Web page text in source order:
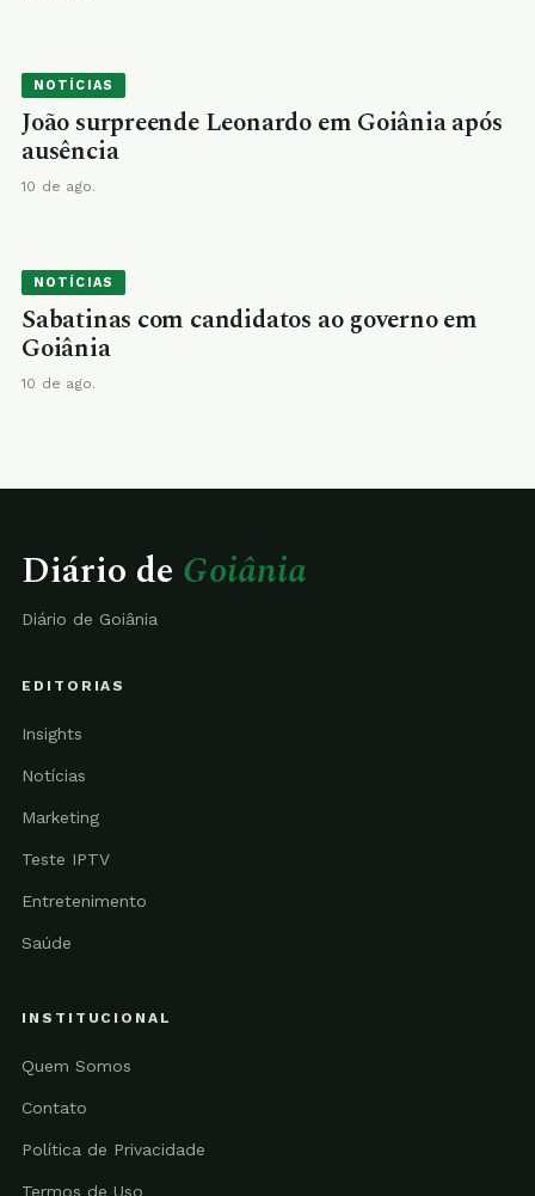
NOTÍCIAS
João surpreende Leonardo em Goiânia após
ausência
10 de ago.
NOTÍCIAS
Sabatinas com candidatos ao governo em
Goiânia
10 de ago.
Diário de Goiânia
Diário de Goiânia
EDITORIAS
Insights
Notícias
Marketing
Teste IPTV
Entretenimento
Saúde
INSTITUCIONAL
Quem Somos
Contato
Política de Privacidade
Termos de Uso